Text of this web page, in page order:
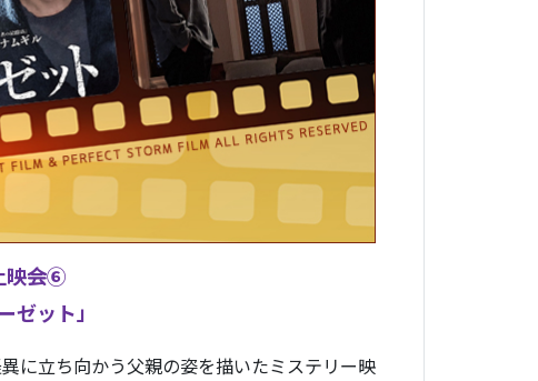
映会⑥
ゼット」
に立ち向かう父親の姿を描いたミステリー映